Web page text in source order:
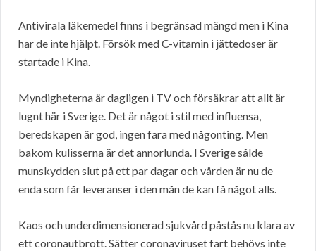
Antivirala läkemedel finns i begränsad mängd men i Kina
har de inte hjälpt. Försök med C-vitamin i jättedoser är
startade i Kina.
Myndigheterna är dagligen i TV och försäkrar att allt är
lugnt här i Sverige. Det är något i stil med influensa,
beredskapen är god, ingen fara med någonting. Men
bakom kulisserna är det annorlunda. I Sverige sålde
munskydden slut på ett par dagar och vården är nu de
enda som får leveranser i den mån de kan få något alls.
Kaos och underdimensionerad sjukvård påstås nu klara av
ett coronautbrott. Sätter coronaviruset fart behövs inte